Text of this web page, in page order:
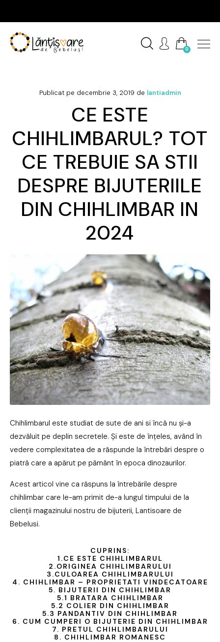
0
Publicat pe decembrie 3, 2019 de lantiadmin
CE ESTE
CHIHLIMBARUL? TOT
CE TREBUIE SA STII
DESPRE BIJUTERIILE
DIN CHIHLIMBAR IN
2024
Chihlimbarul este studiat de sute de ani si încă nu și-a
dezvăluit pe deplin secretele. Și este de înțeles, având în
vedere complexitatea de a răspunde la întrebări despre o
piatră care a apărut pe pământ în epoca dinozaurilor.
Acest articol vine ca răspuns la întrebările despre
chihlimbar care le-am primit de-a lungul timpului de la
clienții magazinului nostru de bijuterii, Lantisoare de
Bebelusi.
CUPRINS:
1.CE ESTE CHIHLIMBARUL
2.ORIGINEA CHIHLIMBARULUI
3.CULOAREA CHIHLIMBARULUI
4. CHIHLIMBAR – PROPRIETATI VINDECATOARE
5. BIJUTERII DIN CHIHLIMBAR
5.1 BRATARA CHIHLIMBAR
5.2 COLIER DIN CHIHLIMBAR
5.3 PANDANTIV DIN CHIHLIMBAR
6. CUM CUMPERI O BIJUTERIE DIN CHIHLIMBAR
7. PRETUL CHIHLIMBARULUI
8. CHIHLIMBAR ROMANESC